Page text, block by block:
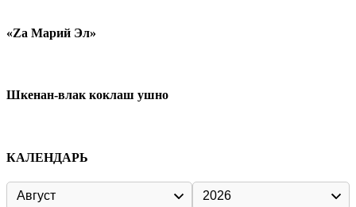
«Zа Марий Эл»
Шкенан-влак коклаш ушно
КАЛЕНДАРЬ